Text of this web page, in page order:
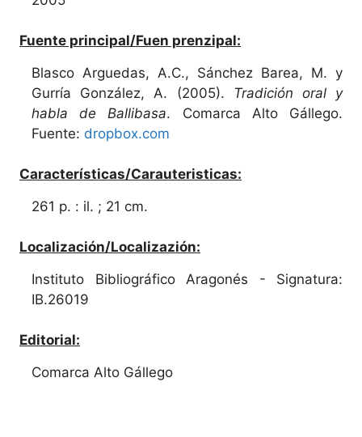
Fuente principal/Fuen prenzipal:
Blasco Arguedas, A.C., Sánchez Barea, M. y
Gurría González, A. (2005).
Tradición oral y
habla de Ballibasa. Comarca Alto Gállego.
Fuente: dropbox.com
Características/Carauteristicas:
261 p. : il. ; 21 cm.
Localización/Localizazión:
Instituto Bibliográfico Aragonés - Signatura:
IB.26019
Editorial:
Comarca Alto Gállego